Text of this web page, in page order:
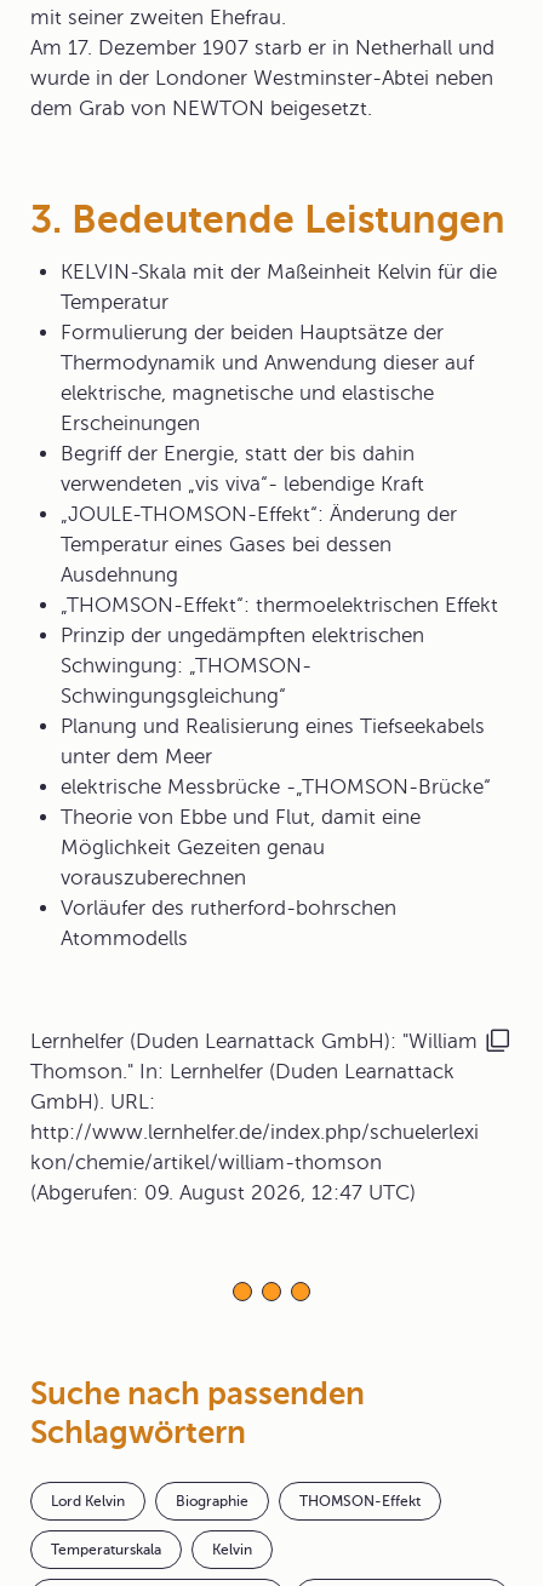
mit seiner zweiten Ehefrau.
Am 17. Dezember 1907 starb er in Netherhall und
wurde in der Londoner Westminster-Abtei neben
dem Grab von NEWTON beigesetzt.
3. Bedeutende Leistungen
KELVIN-Skala mit der Maßeinheit Kelvin für die
Temperatur
Formulierung der beiden Hauptsätze der
Thermodynamik und Anwendung dieser auf
elektrische, magnetische und elastische
Erscheinungen
Begriff der Energie, statt der bis dahin
verwendeten „vis viva“- lebendige Kraft
„JOULE-THOMSON-Effekt“: Änderung der
Temperatur eines Gases bei dessen
Ausdehnung
„THOMSON-Effekt“: thermoelektrischen Effekt
Prinzip der ungedämpften elektrischen
Schwingung: „THOMSON-
Schwingungsgleichung“
Planung und Realisierung eines Tiefseekabels
unter dem Meer
elektrische Messbrücke -„THOMSON-Brücke“
Theorie von Ebbe und Flut, damit eine
Möglichkeit Gezeiten genau
vorauszuberechnen
Vorläufer des rutherford-bohrschen
Atommodells
Lernhelfer (Duden Learnattack GmbH): "William
Thomson." In: Lernhelfer (Duden Learnattack
GmbH). URL:
http://www.lernhelfer.de/index.php/schuelerlexi
kon/chemie/artikel/william-thomson
(Abgerufen: 09. August 2026, 12:47 UTC)
Suche nach passenden
Schlagwörtern
Lord Kelvin Biographie THOMSON-Effekt
Temperaturskala Kelvin